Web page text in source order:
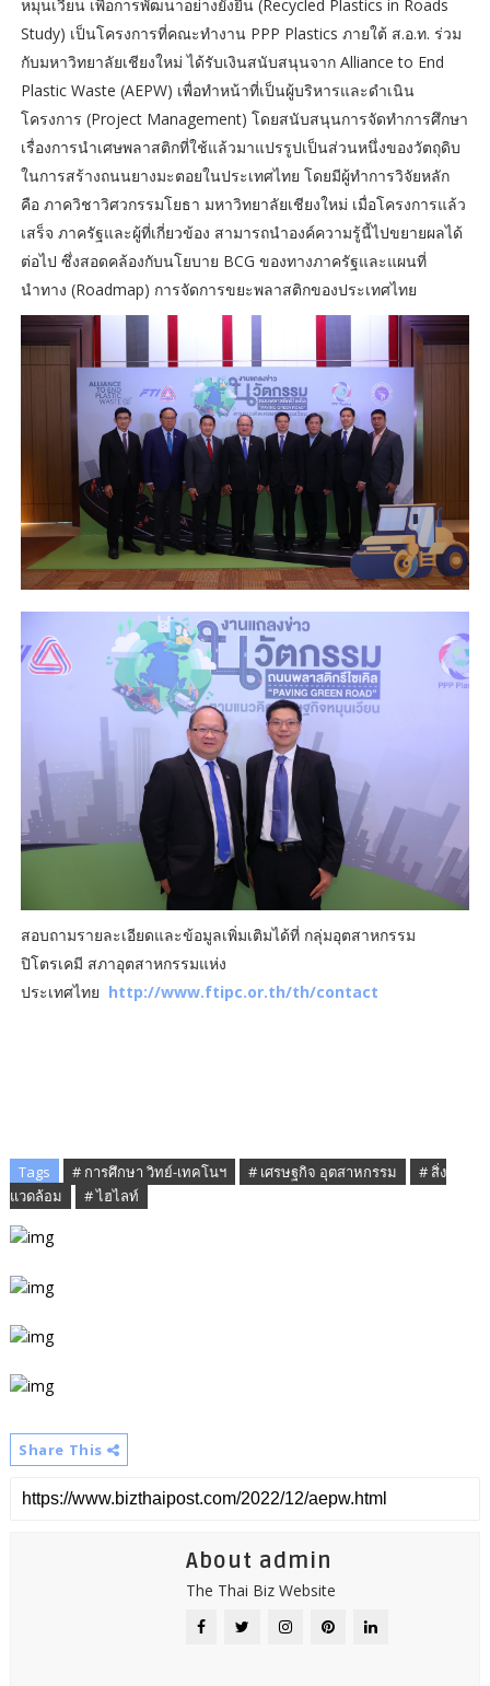
หมุนเวียน เพื่อการพัฒนาอย่างยั่งยืน (Recycled Plastics in Roads
Study) เป็นโครงการที่คณะทำงาน PPP Plastics ภายใต้ ส.อ.ท. ร่วม
กับมหาวิทยาลัยเชียงใหม่ ได้รับเงินสนับสนุนจาก Alliance to End
Plastic Waste (AEPW) เพื่อทำหน้าที่เป็นผู้บริหารและดำเนิน
โครงการ (Project Management) โดยสนับสนุนการจัดทำการศึกษา
เรื่องการนำเศษพลาสติกที่ใช้แล้วมาแปรรูปเป็นส่วนหนึ่งของวัตถุดิบ
ในการสร้างถนนยางมะตอยในประเทศไทย โดยมีผู้ทำการวิจัยหลัก
คือ ภาควิชาวิศวกรรมโยธา มหาวิทยาลัยเชียงใหม่ เมื่อโครงการแล้ว
เสร็จ ภาครัฐและผู้ที่เกี่ยวข้อง สามารถนำองค์ความรู้นี้ไปขยายผลได้
ต่อไป ซึ่งสอดคล้องกับนโยบาย BCG ของทางภาครัฐและแผนที่
นำทาง (Roadmap) การจัดการขยะพลาสติกของประเทศไทย
สอบถามรายละเอียดและข้อมูลเพิ่มเติมได้ที่ กลุ่มอุตสาหกรรม
ปิโตรเคมี สภาอุตสาหกรรมแห่ง
ประเทศไทย http://www.ftipc.or.th/th/contact
Tags # การศึกษา วิทย์-เทคโนฯ # เศรษฐกิจ อุตสาหกรรม
# สิ่ง
แวดล้อม
# ไฮไลท์
Share This
About admin
The Thai Biz Website